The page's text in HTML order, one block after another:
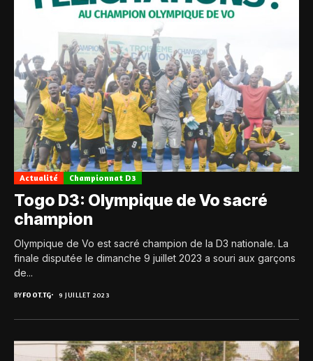
Actualité Championnat D3
Togo D3: Olympique de Vo sacré
champion
Olympique de Vo est sacré champion de la D3 nationale. La
finale disputée le dimanche 9 juillet 2023 a souri aux garçons
de...
BYFOOT.TG 9 JUILLET 2023